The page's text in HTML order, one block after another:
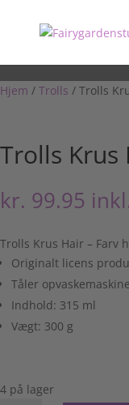
Hjem / Trolls / Trolls
Trolls Krus
kr. 99.95
Trolls Krus Hair – Farv
Originalt licens
Tåler opvaskemaskine
Indhold: 315 ml
Vægt: 300 g
4 på lager